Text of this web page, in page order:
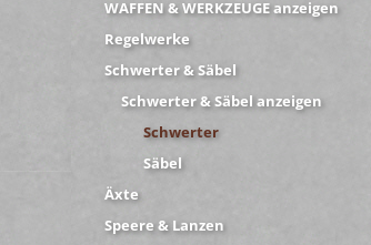
WAFFEN & WERKZEUGE anzeigen
Regelwerke
Schwerter & Säbel
Schwerter & Säbel anzeigen
Schwerter
Säbel
Äxte
Speere & Lanzen